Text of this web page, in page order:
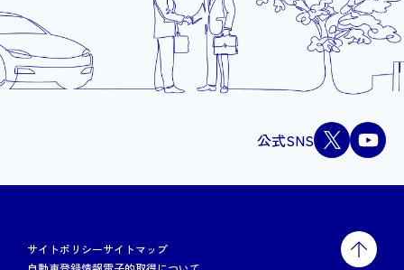
公式SNS
サイトポリシーサイトマップ